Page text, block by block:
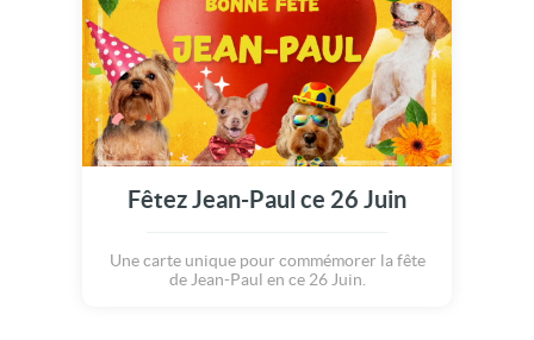
Fêtez Jean-Paul ce 26 Juin
Une carte unique pour commémorer la fête
de Jean-Paul en ce 26 Juin.